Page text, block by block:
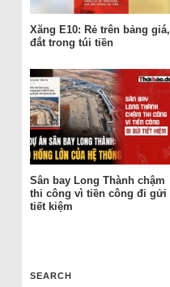
Xăng E10: Rẻ trên bảng giá,
đắt trong túi tiền
Sân bay Long Thành chậm
thi công vì tiền công đi gửi
tiết kiệm
SEARCH